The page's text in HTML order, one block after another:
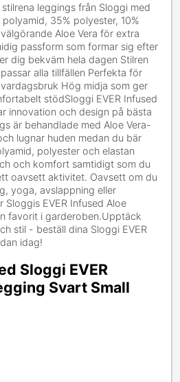
leggings från Sloggi med
35% polyester, 10%
Aloe Vera för extra
passform som formar sig efter
dig bekväm hela dagen Stilren
alla tillfällen Perfekta för
Hög midja som ger
stödSloggi EVER Infused
innovation och design på bästa
är behandlade med Aloe Vera-
lugnar huden medan du bär
polyester och elastan
och komfort samtidigt som du
oavsett aktivitet. Oavsett om du
yoga, avslappning eller
EVER Infused Aloe
favorit i garderoben.Upptäck
stil - beställ dina Sloggi EVER
idag!
Sloggi EVER
Svart Small